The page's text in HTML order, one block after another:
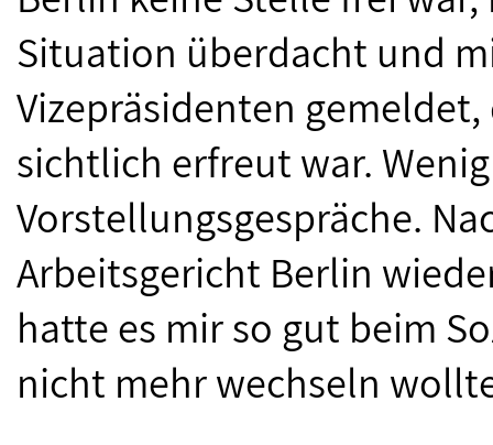
Situation überdacht und
Vizepräsidenten
sichtlich erfreut war.
Vorstellungsgespräche.
Arbeitsgericht Berlin
hatte es mir so gut beim
nicht mehr wechseln